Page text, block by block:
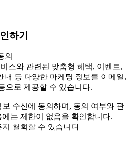
하기
의
스와 관련된 맞춤형 혜택, 이벤트,
내 등 다양한 마케팅 정보를 이메일,
으로 제공할 수 있습니다.
수신에 동의하며, 동의 여부와 관
는 제한이 없음을 확인합니다.
철회할 수 있습니다.